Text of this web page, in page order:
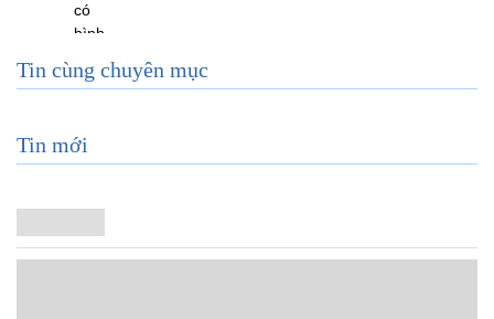
Tin cùng chuyên mục
Tin mới